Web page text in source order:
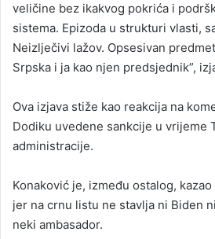
veličine bez ikakvog pokrića i
sistema. Epizoda u strukturi vlasti,
Neizlječivi lažov. Opsesivan
Srpska i ja kao njen predsjednik”,
Ova izjava stiže kao reakcija na
Dodiku uvedene sankcije u vrijeme
administracije.
Konaković je, između ostalog,
jer na crnu listu ne stavlja ni Biden
neki ambasador.